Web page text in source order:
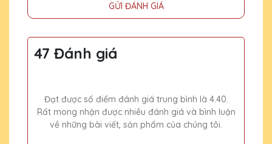
GỬI ĐÁNH GIÁ
47 Đánh giá
Đạt được số điểm đánh giá trung bình là 4.40.
Rất mong nhận được nhiều đánh giá và bình luận
về những bài viết, sản phẩm của chúng tôi.